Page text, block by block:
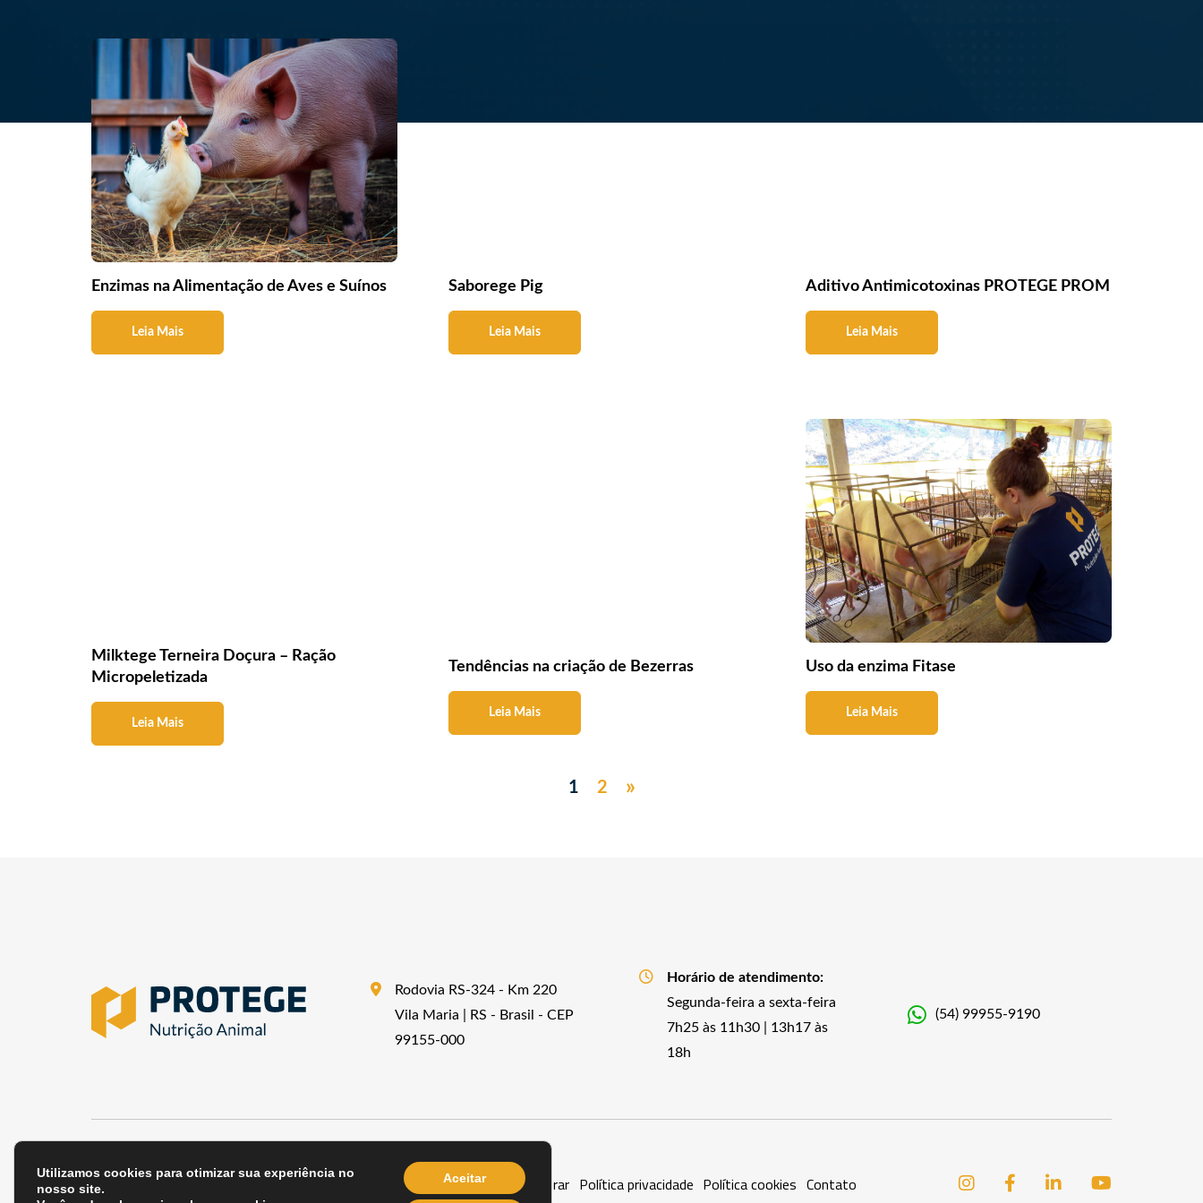
Enzimas na Alimentação de Aves e Suínos
Leia Mais
Saborege Pig
Leia Mais
Aditivo Antimicotoxinas PROTEGE PROM
Leia Mais
Milktege Terneira Doçura – Ração
Micropeletizada
Leia Mais
Tendências na criação de Bezerras
Leia Mais
Uso da enzima Fitase
Leia Mais
1 2 »
Rodovia RS-324 - Km 220
Vila Maria | RS - Brasil - CEP
99155-000
Horário de atendimento:
Segunda-feira a sexta-feira
7h25 às 11h30 | 13h17 às
18h
(54) 99955-9190
Home Nossa Empresa Linha de Produtos Informações Úteis Onde Comprar Política privacidade Política cookies Contato
Utilizamos cookies para otimizar sua experiência no
nosso site.
Aceitar